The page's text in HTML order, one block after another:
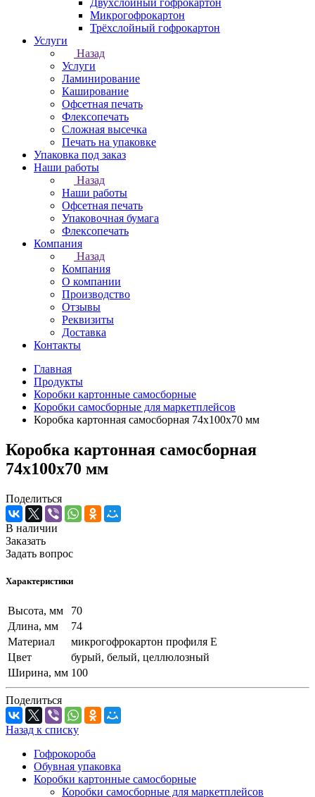
Двухслойный гофрокартон
Микрогофрокартон
Трёхслойный гофрокартон
Услуги
Назад
Услуги
Ламинирование
Каширование
Офсетная печать
Флексопечать
Сложная высечка
Печать на упаковке
Упаковка под заказ
Наши работы
Назад
Наши работы
Офсетная печать
Упаковочная бумага
Флексопечать
Компания
Назад
Компания
О компании
Производство
Отзывы
Реквизиты
Доставка
Контакты
Главная
Продукты
Коробки картонные самосборные
Коробки самосборные для маркетплейсов
Коробка картонная самосборная 74х100х70 мм
Коробка картонная самосборная
74х100х70 мм
Поделиться
В наличии
Заказать
Задать вопрос
Характеристики
Высота, мм
70
Длина, мм
74
Материал
микрогофрокартон профиля Е
Цвет
бурый, белый, целлюлозный
Ширина, мм 100
Поделиться
Назад к списку
Гофрокороба
Обувная упаковка
Коробки картонные самосборные
Коробки самосборные для маркетплейсов